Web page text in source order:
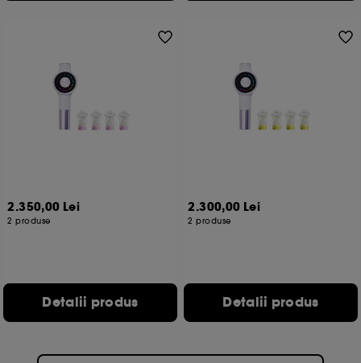
2.350,00 Lei
2 produse
Detalii produs
2.300,00 Lei
2 produse
Detalii produs